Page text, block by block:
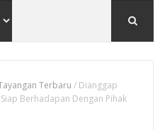
Terbaru / Dianggap
Berhadapan Dengan Pihak